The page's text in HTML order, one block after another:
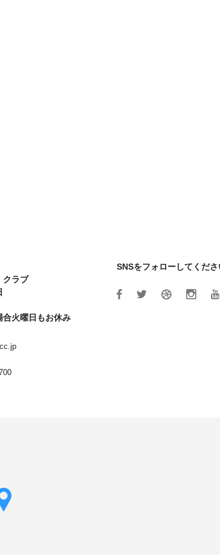
クラブ
合火曜日もお休み
SNSをフォローしてくださ